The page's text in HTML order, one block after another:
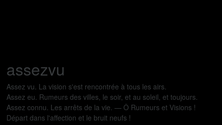
assezvu
Assez vu. La vision s'est rencontrée à tous les airs.
Assez eu. Rumeurs des villes, le soir, et au soleil, et toujours.
Assez connu. Les arrêts de la vie. — Ô Rumeurs et Visions !
Départ dans l'affection et le bruit neufs !